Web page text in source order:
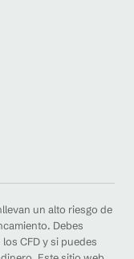
un alto riesgo de
Debes
CFD y si puedes